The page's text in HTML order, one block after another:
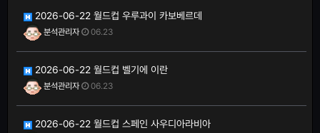
2026-06-22 월드컵 우루과이 카보베르데
분석관리자 06.23
2026-06-22 월드컵 벨기에 이란
분석관리자 06.23
2026-06-22 월드컵 스페인 사우디아라비아